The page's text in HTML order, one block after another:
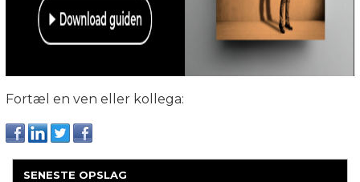
Fortæl en ven eller kollega:
SENESTE OPSLAG